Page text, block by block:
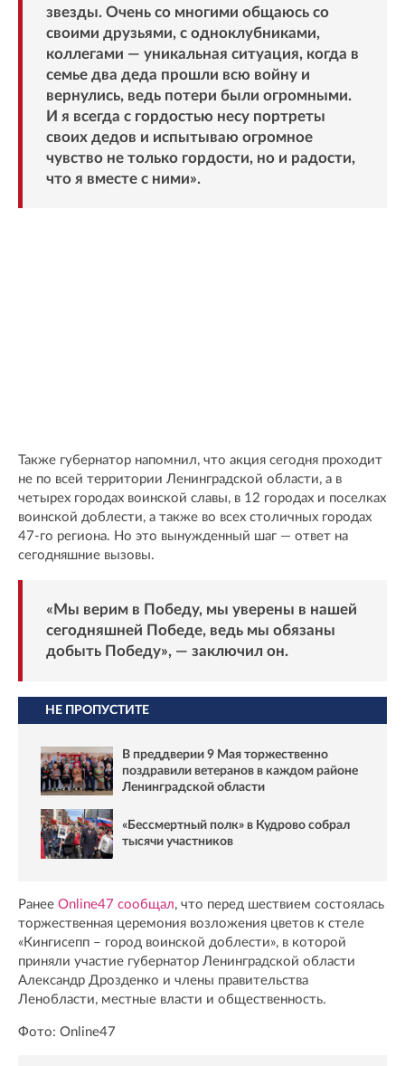
звезды. Очень со многими общаюсь со
своими друзьями, с одноклубниками,
коллегами — уникальная ситуация, когда в
семье два деда прошли всю войну и
вернулись, ведь потери были огромными.
И я всегда с гордостью несу портреты
своих дедов и испытываю огромное
чувство не только гордости, но и радости,
что я вместе с ними».
Также губернатор напомнил, что акция сегодня проходит
не по всей территории Ленинградской области, а в
четырех городах воинской славы, в 12 городах и поселках
воинской доблести, а также во всех столичных городах
47-го региона. Но это вынужденный шаг — ответ на
сегодняшние вызовы.
«Мы верим в Победу, мы уверены в нашей
сегодняшней Победе, ведь мы обязаны
добыть Победу», — заключил он.
НЕ ПРОПУСТИТЕ
В преддверии 9 Мая торжественно
поздравили ветеранов в каждом районе
Ленинградской области
«Бессмертный полк» в Кудрово собрал
тысячи участников
Ранее Online47 сообщал, что перед шествием состоялась
торжественная церемония возложения цветов к стеле
«Кингисепп – город воинской доблести», в которой
приняли участие губернатор Ленинградской области
Александр Дрозденко и члены правительства
Ленобласти, местные власти и общественность.
Фото: Online47